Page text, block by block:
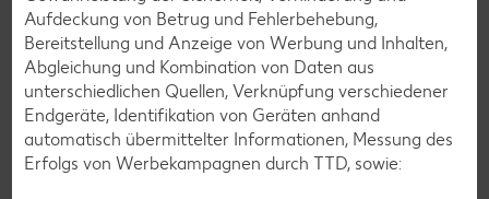
mit unseren glutenfreien Rezepten zauberst du dir Gerichte,
die nicht nur verträglich, sondern auch richtig lecker sind.
Rezepte entdecken
Aufdeckung von Betrug und Fehlerbehebung,
Bereitstellung und Anzeige von Werbung und Inhalten,
Abgleichung und Kombination von Daten aus
unterschiedlichen Quellen, Verknüpfung verschiedener
Endgeräte, Identifikation von Geräten anhand
automatisch übermittelter Informationen, Messung des
Erfolgs von Werbekampagnen durch TTD, sowie: